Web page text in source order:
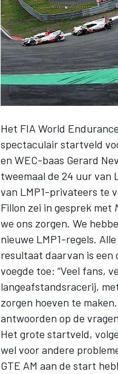
WEC
Het FIA World
spectaculair startveld
en WEC-baas Gerard
tweemaal de 24 uur van
van LMP1-privateers te
Fillon zei in gesprek met
we ons zorgen. We
nieuwe LMP1-regels.
resultaat daarvan is een
voegde toe: “Veel fans,
langeafstandsracerij,
zorgen hoeven te
antwoorden op de
Het grote startveld,
wel voor andere
GTE AM aan de start